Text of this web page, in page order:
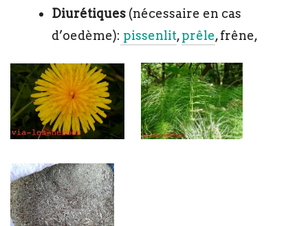
Diurétiques (nécessaire en cas
d’oedème): pissenlit,prêle, frêne,